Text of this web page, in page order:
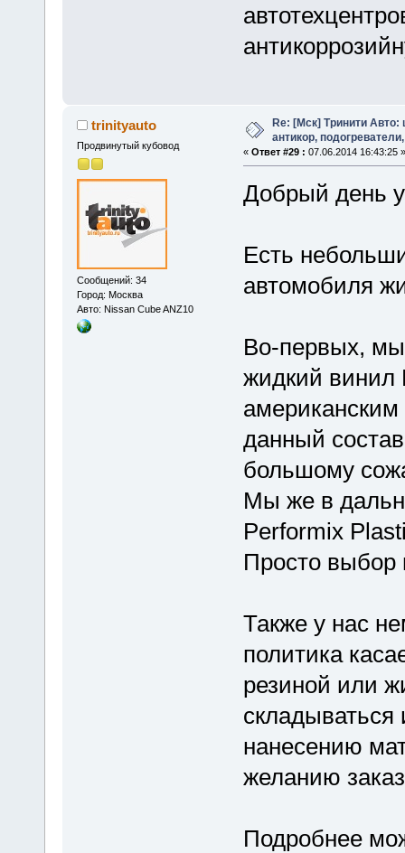
trinityauto
Продвинутый кубовод
Сообщений: 34
Город: Москва
Авто: Nissan Cube ANZ10
Re: [Мск] Тринити Авто:
антикор,
« Ответ #29 : 07.06.2014 16:43:25 »
Добрый день
Есть
автомобиля
Во-первых,
жидкий
американским
данный
большому
Мы же в
Performix
Просто выбор
Также у нас
политика
резиной или
складываться
нанесению
желанию
Подробнее